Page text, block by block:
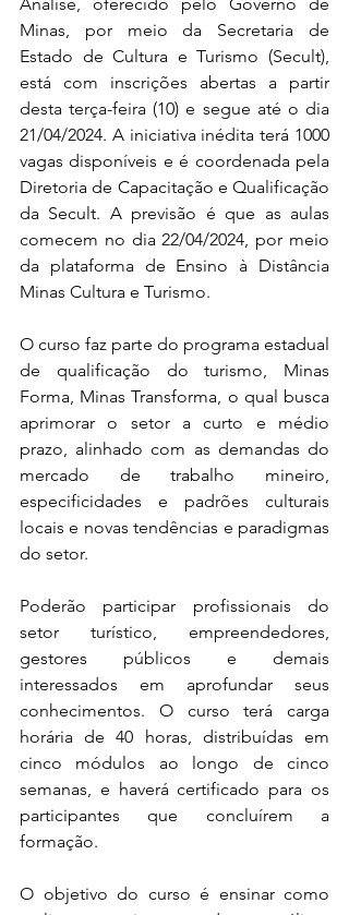
Minas, por meio da Secretaria de
Estado de Cultura e Turismo (Secult),
está com inscrições abertas a partir
desta terça-feira (10) e segue até o dia
21/04/2024. A iniciativa inédita terá 1000
vagas disponíveis e é coordenada pela
Diretoria de Capacitação e Qualificação
da Secult. A previsão é que as aulas
comecem no dia 22/04/2024, por meio
da plataforma de Ensino à Distância
Minas Cultura e Turismo.
O curso faz parte do programa estadual
de qualificação do turismo, Minas
Forma, Minas Transforma, o qual busca
aprimorar o setor a curto e médio
prazo, alinhado com as demandas do
mercado de trabalho mineiro,
especificidades e padrões culturais
locais e novas tendências e paradigmas
do setor.
Poderão participar profissionais do
setor turístico, empreendedores,
gestores públicos e demais
interessados em aprofundar seus
conhecimentos. O curso terá carga
horária de 40 horas, distribuídas em
cinco módulos ao longo de cinco
semanas, e haverá certificado para os
participantes que concluírem a
formação.
O objetivo do curso é ensinar como